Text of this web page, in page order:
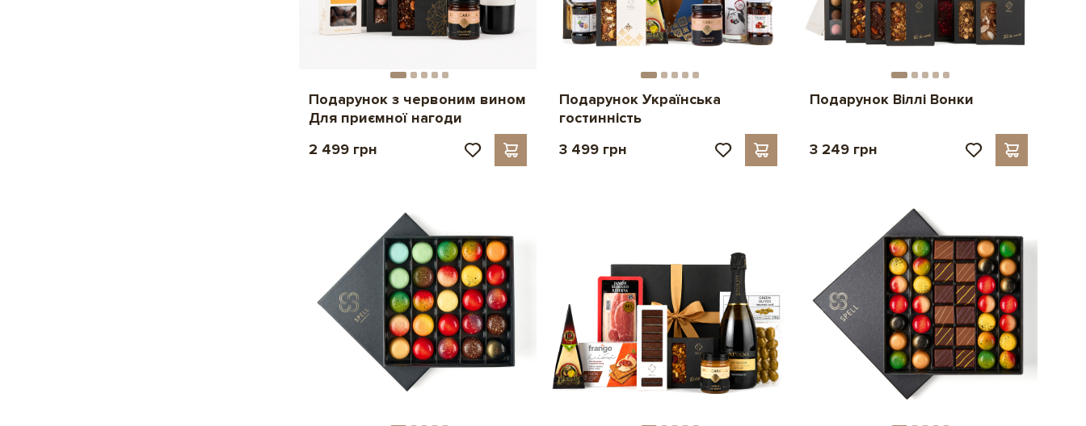
Подарунок з червоним вином
Для приємної нагоди
2 499 грн
Подарунок Українська
гостинність
3 499 грн
Подарунок Віллі Вонки
3 249 грн